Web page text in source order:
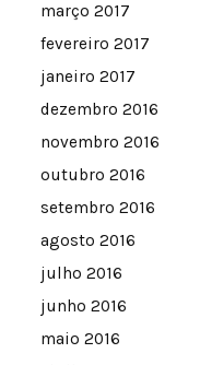
março 2017
fevereiro 2017
janeiro 2017
dezembro 2016
novembro 2016
outubro 2016
setembro 2016
agosto 2016
julho 2016
junho 2016
maio 2016